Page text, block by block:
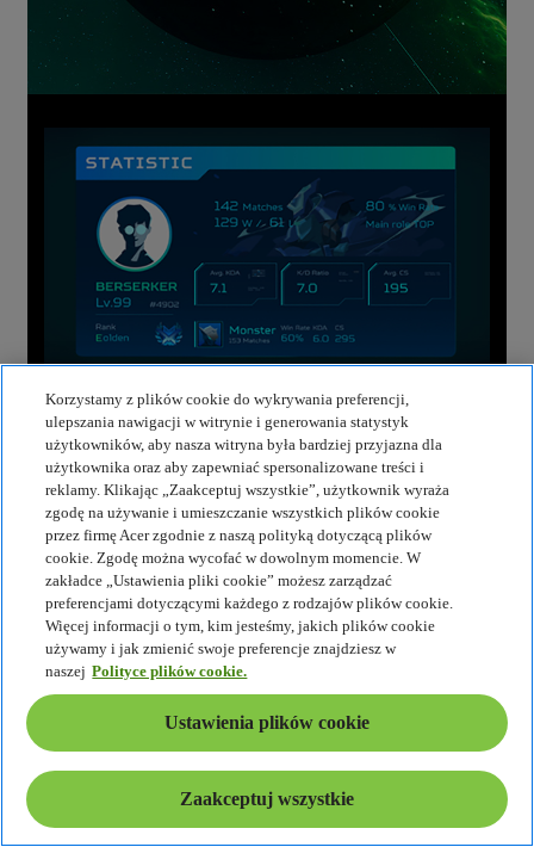
Korzystamy z plików cookie do wykrywania preferencji,
ulepszania nawigacji w witrynie i generowania statystyk
użytkowników, aby nasza witryna była bardziej przyjazna dla
użytkownika oraz aby zapewniać spersonalizowane treści i
reklamy. Klikając „Zaakceptuj wszystkie”, użytkownik wyraża
zgodę na używanie i umieszczanie wszystkich plików cookie
przez firmę Acer zgodnie z naszą polityką dotyczącą plików
cookie. Zgodę można wycofać w dowolnym momencie. W
zakładce „Ustawienia pliki cookie” możesz zarządzać
preferencjami dotyczącymi każdego z rodzajów plików cookie.
Więcej informacji o tym, kim jesteśmy, jakich plików cookie
używamy i jak zmienić swoje preferencje znajdziesz w
naszej Polityce plików cookie.
Ustawienia plików cookie
Zaakceptuj wszystkie